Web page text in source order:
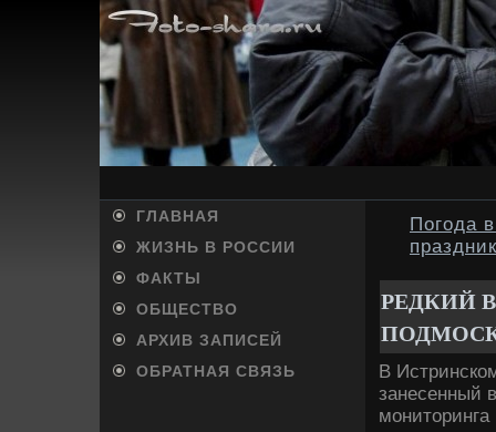
ГЛАВНАЯ
ЖИЗНЬ В РОССИИ
ФАКТЫ
ОБЩЕСТВО
АРХИВ ЗАПИСЕЙ
ОБРАТНАЯ СВЯЗЬ
Погода
РЕДКИЙ
В
занесенный